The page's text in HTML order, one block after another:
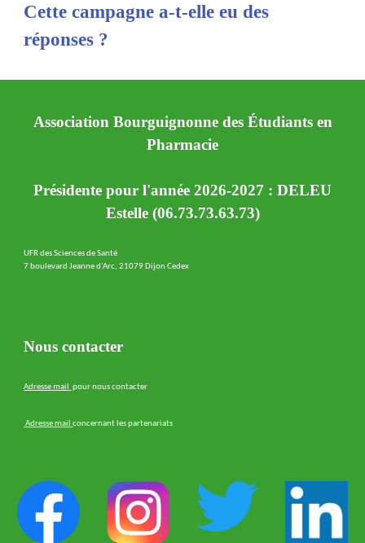
Cette campagne a-t-elle eu des
réponses ?
Association Bourguignonne des Étudiants en
Pharmacie
Présidente pour l'année 2026-2027 : DELEU
Estelle (06.73.73.63.73)
UFR des Sciences de Santé
7 boulevard Jeanne d'Arc, 21079 Dijon Cedex
Nous contacter
Adresse mail pour nous contacter
Adresse mailconcernant les partenariats